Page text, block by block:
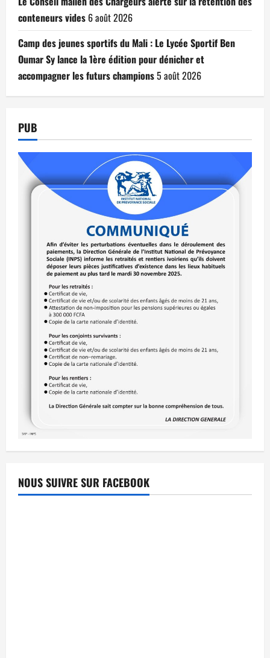
conteneurs vides 6 août 2026
Camp des jeunes sportifs du Mali : Le Lycée Sportif Ben
Oumar Sy lance la 1ère édition pour dénicher et
accompagner les futurs champions5 août 2026
PUB
NOUS SUIVRE SUR FACEBOOK